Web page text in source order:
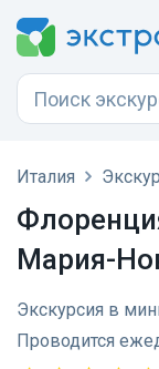
Италия
Мария-
Экскурсия в
Проводится